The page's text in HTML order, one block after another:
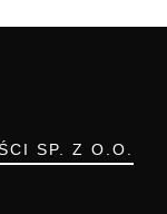
SP. Z O.O.